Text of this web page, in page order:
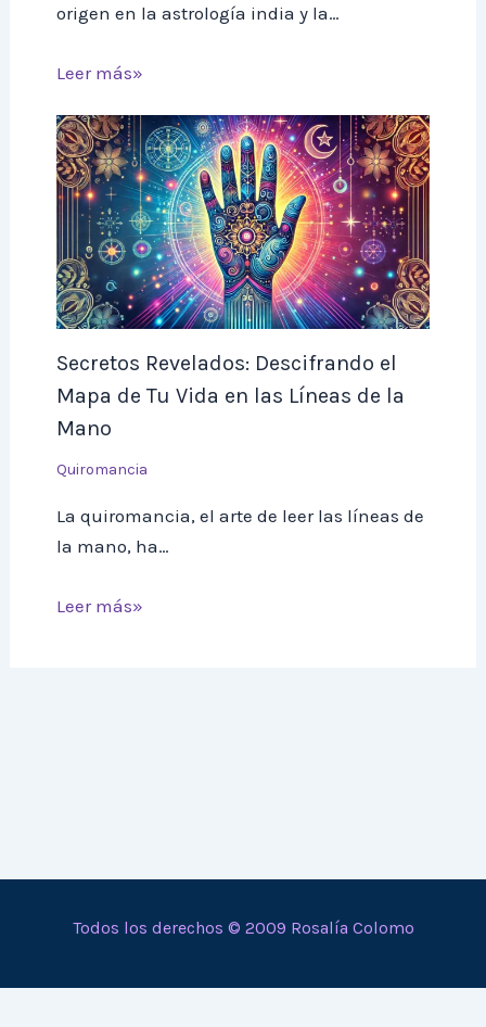
origen en la astrología india y la…
Leer más»
Secretos Revelados: Descifrando el
Mapa de Tu Vida en las Líneas de la
Mano
Quiromancia
La quiromancia, el arte de leer las líneas de
la mano, ha…
Leer más»
Todos los derechos © 2009 Rosalía Colomo